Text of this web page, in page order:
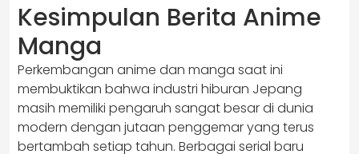
Kesimpulan Berita Anime
Manga
Perkembangan anime dan manga saat ini
membuktikan bahwa industri hiburan Jepang
masih memiliki pengaruh sangat besar di dunia
modern dengan jutaan penggemar yang terus
bertambah setiap tahun. Berbagai serial baru